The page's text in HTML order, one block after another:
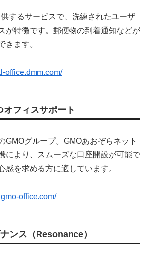
するサービスで、洗練されたユーザ
が特徴です。郵便物の到着通知などが
きます。
office.dmm.com/
オフィスサポート
GMOグループ。GMOあおぞらネット
により、スムーズな口座開設が可能で
感を求める方に適しています。
office.com/
ンス（Resonance）